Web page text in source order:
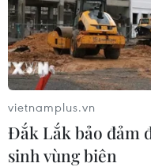
Nigeria: Hơn 100
bang Zamfara
03/08/2026 11:32
Châu Phi tận dụng
vietnamplus.vn
Đắk Lắk bảo đảm
sinh vùng biên